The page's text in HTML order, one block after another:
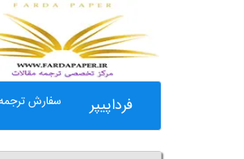
فرداپیپر سفارش